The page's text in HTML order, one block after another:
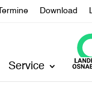
Download
Service